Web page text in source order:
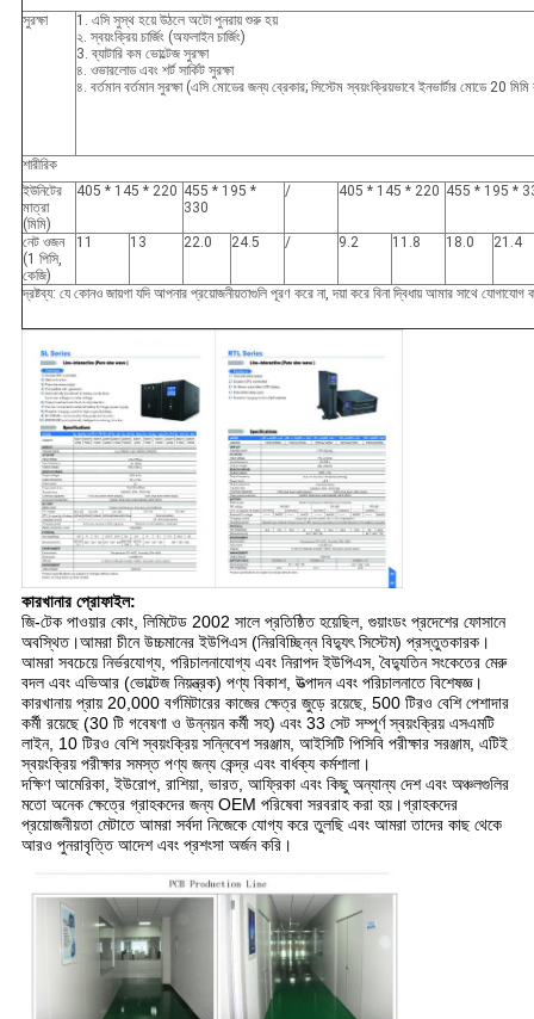
সুরক্ষা
1. এসি সুস্থ হয়ে উঠলে অটো পুনরায় শুরু হয়
২. স্বয়ংক্রিয় চার্জিং (অফলাইন চার্জিং)
3. ব্যাটারি কম ভোল্টেজ সুরক্ষা
৪. ওভারলোড এবং শর্ট সার্কিট সুরক্ষা
৪. বর্তমান বর্তমান সুরক্ষা (এসি মোডের জন্য ব্রেকার; সিস্টেম স্বয়ংক্রিয়ভাবে ইনভার্টার মোডে 20
শারীরিক
ইউনিটের
মাত্রা
(মিমি)
405 * 145 * 220 455 * 195 *
330
/ 405 * 145 * 220 455 * 195 *
নেট ওজন
(1 পিসি,
কেজি)
11 13 22.0 24.5 / 9.2 11.8 18.0 21.4
দ্রষ্টব্য: যে কোনও জায়গা যদি আপনার প্রয়োজনীয়তাগুলি পূরণ করে না, দয়া করে বিনা দ্বিধায় আমার সাথে
কারখানার প্রোফাইল:
জি-টেক পাওয়ার কোং, লিমিটেড 2002 সালে প্রতিষ্ঠিত হয়েছিল, গুয়াংডং প্রদেশের ফোসানে
অবস্থিত।আমরা চীনে উচ্চমানের ইউপিএস (নিরবিচ্ছিন্ন বিদ্যুৎ সিস্টেম) প্রস্তুতকারক।
আমরা সবচেয়ে নির্ভরযোগ্য, পরিচালনাযোগ্য এবং নিরাপদ ইউপিএস, বৈদ্যুতিন সংকেতের মেরু
বদল এবং এভিআর (ভোল্টেজ নিয়ন্ত্রক) পণ্য বিকাশ, উত্পাদন এবং পরিচালনাতে বিশেষজ্ঞ।
কারখানায় প্রায় 20,000 বর্গমিটারের কাজের ক্ষেত্র জুড়ে রয়েছে, 500 টিরও বেশি পেশাদার
কর্মী রয়েছে (30 টি গবেষণা ও উন্নয়ন কর্মী সহ) এবং 33 সেট সম্পূর্ণ স্বয়ংক্রিয় এসএমটি
লাইন, 10 টিরও বেশি স্বয়ংক্রিয় সন্নিবেশ সরঞ্জাম, আইসিটি পিসিবি পরীক্ষার সরঞ্জাম, এটিই
স্বয়ংক্রিয় পরীক্ষার সমস্ত পণ্য জন্য কেন্দ্র এবং বার্ধক্য কর্মশালা।
দক্ষিণ আমেরিকা, ইউরোপ, রাশিয়া, ভারত, আফ্রিকা এবং কিছু অন্যান্য দেশ এবং অঞ্চলগুলির
মতো অনেক ক্ষেত্রে গ্রাহকদের জন্য OEM পরিষেবা সরবরাহ করা হয়।গ্রাহকদের
প্রয়োজনীয়তা মেটাতে আমরা সর্বদা নিজেকে যোগ্য করে তুলছি এবং আমরা তাদের কাছ থেকে
আরও পুনরাবৃত্তি আদেশ এবং প্রশংসা অর্জন করি।